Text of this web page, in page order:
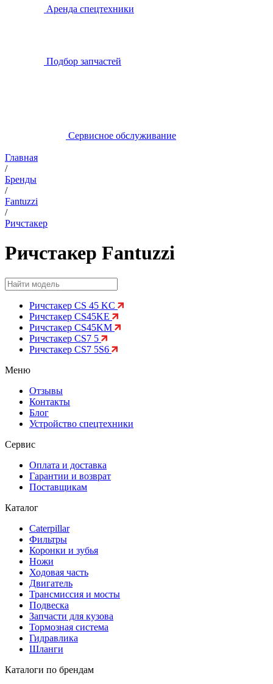
Аренда спецтехники
Подбор запчастей
Сервисное обслуживание
Главная
/
Бренды
/
Fantuzzi
/
Ричстакер
Ричстакер Fantuzzi
Ричстакер CS 45 KC
Ричстакер CS45KE
Ричстакер CS45KM
Ричстакер CS7 5
Ричстакер CS7 5S6
Меню
Отзывы
Контакты
Блог
Устройство спецтехники
Сервис
Оплата и доставка
Гарантии и возврат
Поставщикам
Каталог
Caterpillar
Фильтры
Коронки и зубья
Ножи
Ходовая часть
Двигатель
Трансмиссия и мосты
Подвеска
Запчасти для кузова
Тормозная система
Гидравлика
Шланги
Каталоги по брендам